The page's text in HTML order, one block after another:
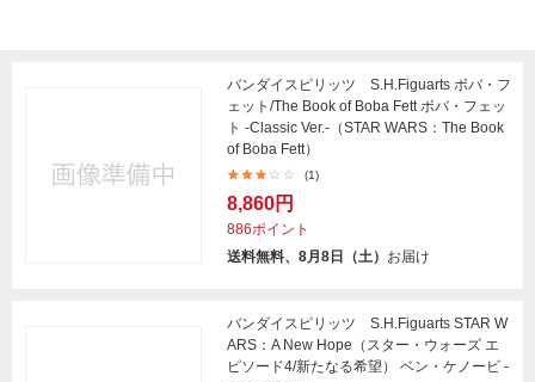
バンダイスピリッツ S.H.Figuarts ボバ・フ
ェット/The Book of Boba Fett ボバ・フェッ
ト -Classic Ver.-（STAR WARS：The Book
of Boba Fett）
(1)
8,860円
886ポイント
送料無料、8月8日（土） お届け
バンダイスピリッツ S.H.Figuarts STAR W
ARS：A New Hope（スター・ウォーズ エ
ピソード4/新たなる希望） ベン・ケノービ -